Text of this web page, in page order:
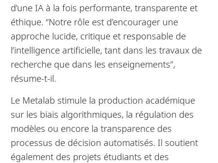
d’une IA à la fois performante, transparente et
éthique. “Notre rôle est d’encourager une
approche lucide, critique et responsable de
l’intelligence artificielle, tant dans les travaux de
recherche que dans les enseignements”,
résume-t-il.
Le Metalab stimule la production académique
sur les biais algorithmiques, la régulation des
modèles ou encore la transparence des
processus de décision automatisés. Il soutient
également des projets étudiants et des